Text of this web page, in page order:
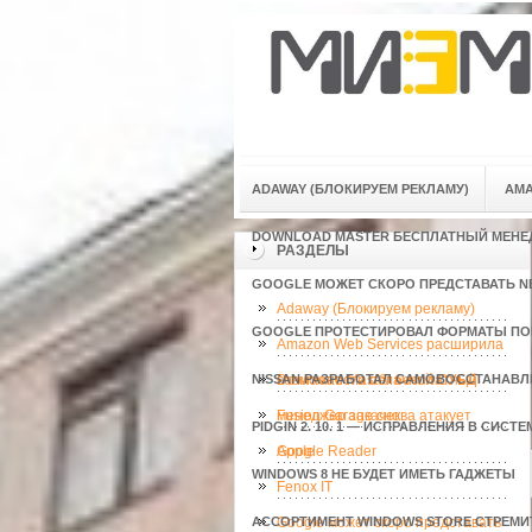
ADAWAY (БЛОКИРУЕМ РЕКЛАМУ)
DOWNLOAD MASTER БЕСПЛАТНЫЙ
GOOGLE МОЖЕТ СКОРО ПРЕДСТАВАТЬ
GOOGLE ПРОТЕСТИРОВАЛ ФОРМАТЫ
NISSAN РАЗРАБОТАЛ
PIDGIN 2. 10. 1 — ИСПРАВЛЕНИЯ В
WINDOWS 8 НЕ БУДЕТ ИМЕТЬ ГАДЖЕТЫ
АССОРТИМЕНТ WINDOWS STORE
РАЗДЕЛЫ
Adaway (Блокируем рекламу)
Amazon Web Services расширила
возможности облачной СУБД
Download Master бесплатный
менеджер закачек
Fusion Garage снова атакует
Apple
Google Reader
Fenox IT
Google может скоро представать